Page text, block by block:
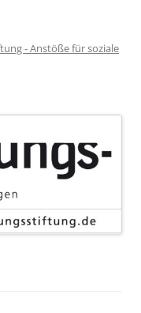
- Anstöße für soziale